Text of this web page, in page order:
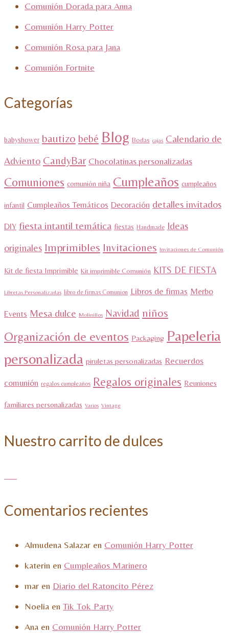
Comunión Dorada para Anna
Comunión Harry Potter
Comunión Rosa para Jana
Comunión Fortnite
Categorías
babyshower bautizo bebé Blog Bodas cajas Calendario de
Adviento CandyBar Chocolatinas personalizadas
Comuniones comunión niña Cumpleaños cumpleaños
infantil Cumpleaños Temáticos Decoración detalles invitados
DIY fiesta intantil temática fiestas Handmade Ideas
originales Imprimibles Invitaciones Invitaciones de Comunión
Kit de fiesta Imprimible Kit imprimible Comunión KITS DE FIESTA
Libretas Personalizadas libro de firmas Comunion Libros de firmas Merbo
Events Mesa dulce Molinillos Navidad niños
Organización de eventos Packaging Papeleria
personalizada piruletas personalizadas Recuerdos
comunión regalos cumpleaños Regalos originales Reuniones
familiares personalizadas Varios Vintage
Nuestro carrito de dulces
Comentarios recientes
Almudena Salazar en Comunión Harry Potter
katerin en Cumpleaños Marinero
mar en Diario del Ratoncito Pérez
Noelia en Tik Tok Party
Ana en Comunión Harry Potter